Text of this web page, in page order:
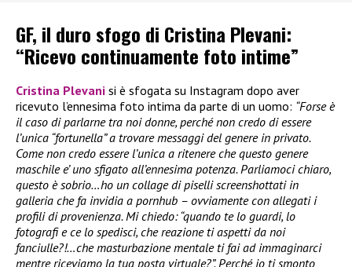
GF, il duro sfogo di Cristina Plevani:
“Ricevo continuamente foto intime”
Cristina Plevani si è sfogata su Instagram dopo aver
ricevuto l’ennesima foto intima da parte di un uomo: “Forse è
il caso di parlarne tra noi donne, perché non credo di essere
l’unica “fortunella” a trovare messaggi del genere in privato.
Come non credo essere l’unica a ritenere che questo genere
maschile e’ uno sfigato all’ennesima potenza. Parliamoci chiaro,
questo è sobrio…ho un collage di piselli screenshottati in
galleria che fa invidia a pornhub – ovviamente con allegati i
profili di provenienza. Mi chiedo: “quando te lo guardi, lo
fotografi e ce lo spedisci, che reazione ti aspetti da noi
fanciulle?!…che masturbazione mentale ti fai ad immaginarci
mentre riceviamo la tua posta virtuale?”. Perché io ti smonto